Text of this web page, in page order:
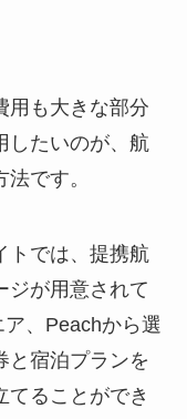
用も大きな部分
したいのが、航
です。
トでは、提携航
ジが用意されて
、Peachから選
と宿泊プランを
てることができ